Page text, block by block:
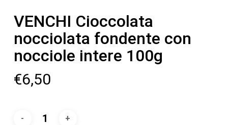
VENCHI Cioccolata
nocciolata fondente con
nocciole intere 100g
€6,50